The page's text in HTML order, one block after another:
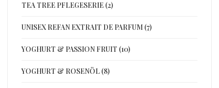
TEA TREE PFLEGESERIE (2)
UNISEX REFAN EXTRAIT DE PARFUM (7)
YOGHURT & PASSION FRUIT (10)
YOGHURT & ROSENÖL (8)